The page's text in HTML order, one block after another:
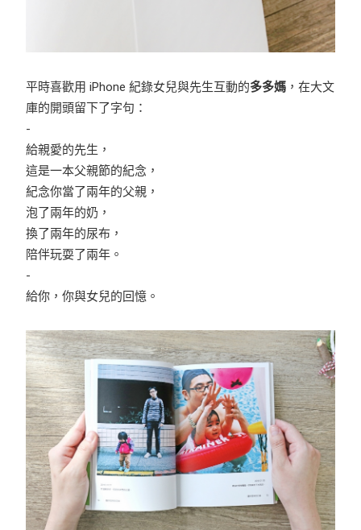
平時喜歡用 iPhone 紀錄女兒與先生互動的多多媽 ，在大文
庫的開頭留下了字句：
-
給親愛的先生，
這是一本父親節的紀念，
紀念你當了兩年的父親，
泡了兩年的奶，
換了兩年的尿布，
陪伴玩耍了兩年。
-
給你，你與女兒的回憶。